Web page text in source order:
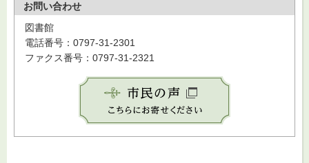
お問い合わせ
図書館
電話番号：0797-31-2301
ファクス番号：0797-31-2321